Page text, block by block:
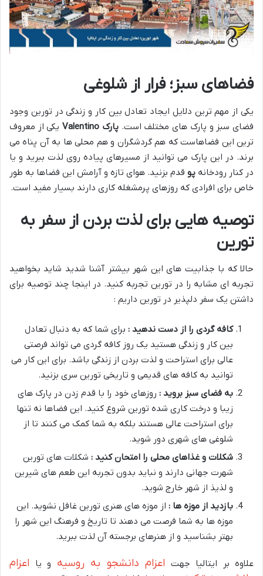
فضاهای سبز؛ فرار از شلوغی
یکی از مهم ترین دلایل ایجاد تعادل بین کار و زندگی در تورین وجود
فضای سبز و پارک های مختلف است.پارک
یکی از معروف
ترین این فضاهاست که هم گردشگران و هم محلی ها به آن پناه می
برند. در این پارک می توانید از مسیرهای پیاده روی لذت ببرید و یا
در کنار رودخانه پو قدم بزنید. هوای تازه و آرامش این فضاها به طور
خاص برای افرادی که روزهای پرمشغله کاری دارند بسیار مفید است.
توصیه هایی برای لذت بردن از سفر به
تورین
حالا که با جذابیت های این شهر بیشتر آشنا شدید شاید بخواهید
تجربه ای مشابه را در تورین تجربه کنید. در اینجا چند توصیه برای
داشتن یک سفر دلپذیر در تورین داریم :
کافه گردی را از دست ندهید : برای شما که به دنبال تعادل
بین کار و زندگی هستید یک روز کافه گردی می تواند فرصتی
عالی برای استراحت و لذت بردن از زندگی باشد. برای این کار می
توانید به کافه های قدیمی و تاریخی تورین سری بزنید.
به فضای سبز بروید : روزهای خود را با قدم زدن در پارک های
زیبا و درخت کاری شده تورین شروع کنید. این فضاها نه تنها
برای استراحت عالی هستند بلکه به شما کمک می کنند تا از
شلوغی های شهری دور شوید.
شکلات و غذاهای محلی را امتحان کنید : شکلات های تورین
شهرت جهانی دارند و نباید بدون تجربه این طعم های شیرین
و لذیذ از شهر خارج شوید.
بازدید از موزه ها : از موزه های هنری تورین غافل نشوید. این
موزه ها به شما فرصت می دهند تا تاریخ و فرهنگ این شهر را
بهتر بشناسید و از هنرهای برجسته آن لذت ببرید.
علاوه بر ایتالیا جهت اعزام دانشجو به روسیه و یا اعزام